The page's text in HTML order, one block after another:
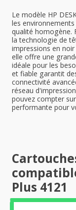
Le modèle HP
les
qualité homogène.
la technologie de
impressions en
elle offre une
idéale pour les
et fiable garantit
connectivité
réseau
pouvez compter
performante pour
Plus 4121